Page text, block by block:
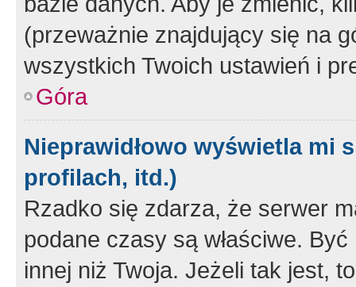
(przeważnie znajdujący się na
wszystkich Twoich ustawień i
Góra
Nieprawidłowo wyświetla mi
profilach, itd.)
Rzadko się zdarza, że serwer
podane czasy są właściwe.
innej niż Twoja. Jeżeli tak jest,